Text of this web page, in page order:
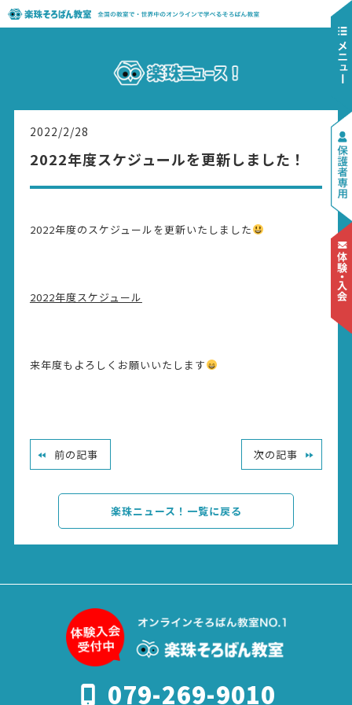
2022/2/28
2022年度スケジュールを更新しました！
2022年度のスケジュールを更新いたしました
2022年度スケジュール
来年度もよろしくお願いいたします
前の記事 次の記事
楽珠ニュース！一覧に戻る
079-269-9010